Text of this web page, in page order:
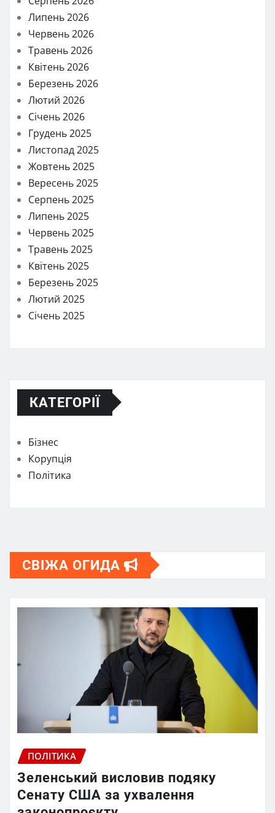
Липень 2026
Червень 2026
Травень 2026
Квітень 2026
Березень 2026
Лютий 2026
Січень 2026
Грудень 2025
Листопад 2025
Жовтень 2025
Вересень 2025
Серпень 2025
Липень 2025
Червень 2025
Травень 2025
Квітень 2025
Березень 2025
Лютий 2025
Січень 2025
КАТЕГОРІЇ
Бізнес
Корупція
Політика
СВІЖА ОГИДА
ПОЛІТИКА
Зеленський висловив подяку
Сенату США за ухвалення